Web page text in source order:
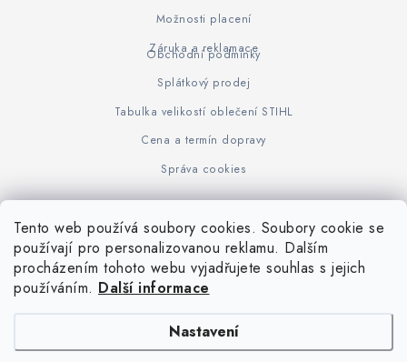
Tento web používá soubory cookies. Soubory cookie se
používají pro personalizovanou reklamu. Dalším
procházením tohoto webu vyjadřujete souhlas s jejich
používáním. Další informace
Nastavení
Možnosti placení
Záruka a reklamace
Obchodní podmínky
Splátkový prodej
Tabulka velikostí oblečení STIHL
Cena a termín dopravy
Správa cookies
www.KOVOJUHASZ.cz Výrobce STIHL STIHL Timbersport